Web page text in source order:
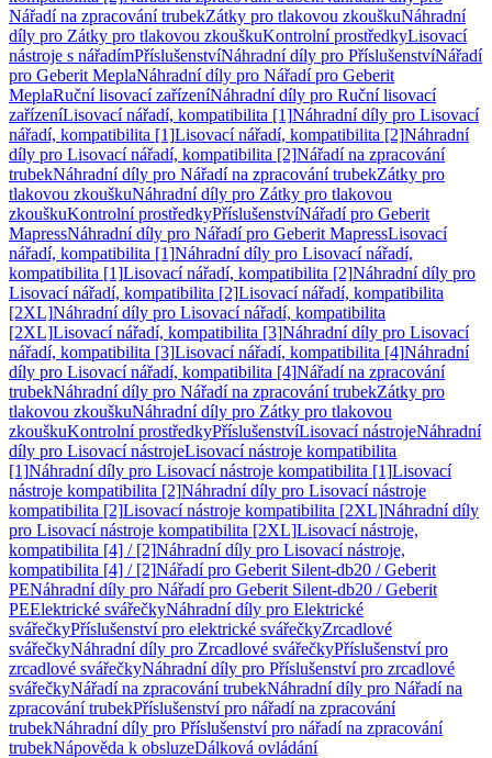
Nářadí na zpracování trubekZátky pro tlakovou zkouškuNáhradní
díly pro Zátky pro tlakovou zkouškuKontrolní prostředkyLisovací
nástroje s nářadímPříslušenstvíNáhradní díly pro PříslušenstvíNářadí
pro Geberit MeplaNáhradní díly pro Nářadí pro Geberit
MeplaRuční lisovací zařízeníNáhradní díly pro Ruční lisovací
zařízeníLisovací nářadí, kompatibilita [1]Náhradní díly pro Lisovací
nářadí, kompatibilita [1]Lisovací nářadí, kompatibilita [2]Náhradní
díly pro Lisovací nářadí, kompatibilita [2]Nářadí na zpracování
trubekNáhradní díly pro Nářadí na zpracování trubekZátky pro
tlakovou zkouškuNáhradní díly pro Zátky pro tlakovou
zkouškuKontrolní prostředkyPříslušenstvíNářadí pro Geberit
MapressNáhradní díly pro Nářadí pro Geberit MapressLisovací
nářadí, kompatibilita [1]Náhradní díly pro Lisovací nářadí,
kompatibilita [1]Lisovací nářadí, kompatibilita [2]Náhradní díly pro
Lisovací nářadí, kompatibilita [2]Lisovací nářadí, kompatibilita
[2XL]Náhradní díly pro Lisovací nářadí, kompatibilita
[2XL]Lisovací nářadí, kompatibilita [3]Náhradní díly pro Lisovací
nářadí, kompatibilita [3]Lisovací nářadí, kompatibilita [4]Náhradní
díly pro Lisovací nářadí, kompatibilita [4]Nářadí na zpracování
trubekNáhradní díly pro Nářadí na zpracování trubekZátky pro
tlakovou zkouškuNáhradní díly pro Zátky pro tlakovou
zkouškuKontrolní prostředkyPříslušenstvíLisovací nástrojeNáhradní
díly pro Lisovací nástrojeLisovací nástroje kompatibilita
[1]Náhradní díly pro Lisovací nástroje kompatibilita [1]Lisovací
nástroje kompatibilita [2]Náhradní díly pro Lisovací nástroje
kompatibilita [2]Lisovací nástroje kompatibilita [2XL]Náhradní díly
pro Lisovací nástroje kompatibilita [2XL]Lisovací nástroje,
kompatibilita [4] / [2]Náhradní díly pro Lisovací nástroje,
kompatibilita [4] / [2]Nářadí pro Geberit Silent-db20 / Geberit
PENáhradní díly pro Nářadí pro Geberit Silent-db20 / Geberit
PEElektrické svářečkyNáhradní díly pro Elektrické
svářečkyPříslušenství pro elektrické svářečkyZrcadlové
svářečkyNáhradní díly pro Zrcadlové svářečkyPříslušenství pro
zrcadlové svářečkyNáhradní díly pro Příslušenství pro zrcadlové
svářečkyNářadí na zpracování trubekNáhradní díly pro Nářadí na
zpracování trubekPříslušenství pro nářadí na zpracování
trubekNáhradní díly pro Příslušenství pro nářadí na zpracování
trubekNápověda k obsluzeDálková ovládání